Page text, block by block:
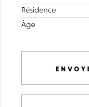
Résidence
Âge